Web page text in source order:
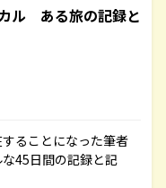
ル ある旅の記録と
ることになった筆者
45日間の記録と記